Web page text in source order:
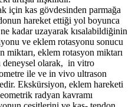
için kas gövdesinden parmağa
hareket ettiği yol boyunca
kadar uzayarak kısalabildiğinin
ve eklem rotasyonu sonucu
miktarı, eklem rotasyon miktarı
olarak, in vitro
ile ve in vivo ultrason
Ekskürsiyon, eklem hareketi
radyan kavramı